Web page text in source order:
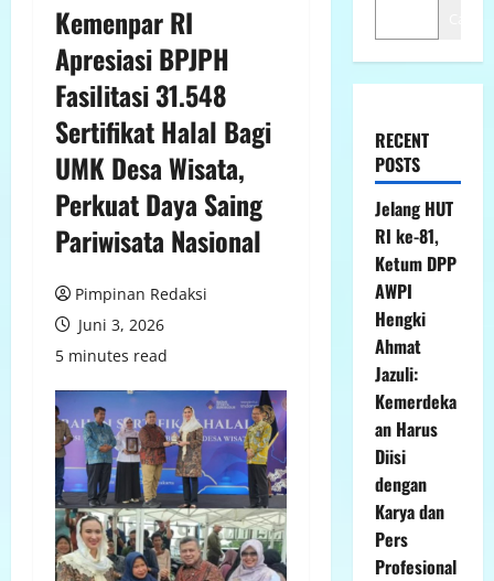
Kemenpar RI
Apresiasi BPJPH
Fasilitasi 31.548
Sertifikat Halal Bagi
UMK Desa Wisata,
Perkuat Daya Saing
Pariwisata Nasional
Pimpinan Redaksi
Juni 3, 2026
5 minutes read
RECENT
POSTS
Jelang HUT
RI ke-81,
Ketum DPP
AWPI
Hengki
Ahmat
Jazuli:
Kemerdeka
an Harus
Diisi
dengan
Karya dan
Pers
Profesional